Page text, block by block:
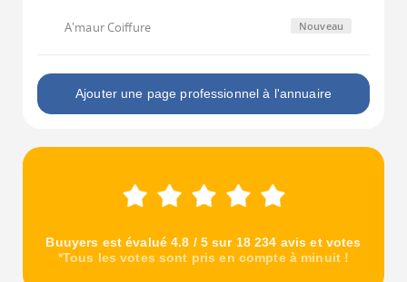
A'maur Coiffure Nouveau
Ajouter une page professionnel à l'annuaire
Buuyers est évalué 4.8 / 5 sur 18 234 avis et votes
*Tous les votes sont pris en compte à minuit !